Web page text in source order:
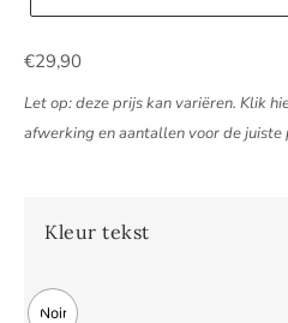
€29,90
Let op: deze prijs kan variëren. Klik
afwerking en aantallen voor de juiste
Kleur tekst
Noir